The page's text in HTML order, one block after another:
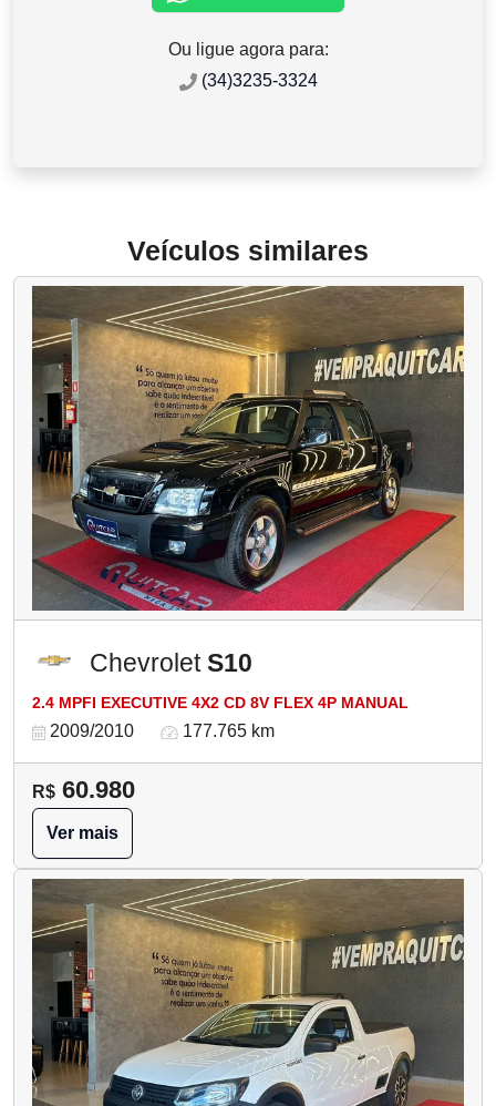
Ou ligue agora para:
(34)3235-3324
Veículos similares
ChevroletS10
2.4 MPFI EXECUTIVE 4X2 CD 8V FLEX 4P MANUAL
2009/2010 177.765 km
R$ 60.980
Ver mais